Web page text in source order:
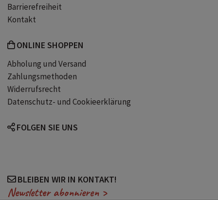
Barrierefreiheit
Kontakt
ONLINE SHOPPEN
Abholung und Versand
Zahlungsmethoden
Widerrufsrecht
Datenschutz- und Cookieerklärung
FOLGEN SIE UNS
BLEIBEN WIR IN KONTAKT!
Newsletter abonnieren >